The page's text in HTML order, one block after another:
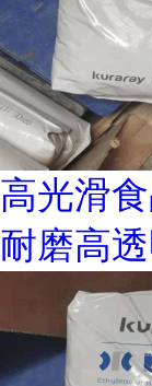
高光滑
耐磨高